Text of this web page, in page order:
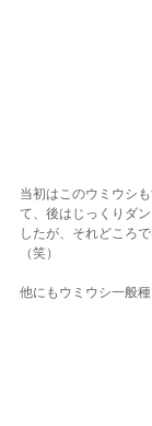
当初はこのウミウシ
て、後はじっくりダ
したが、それどころ
（笑）
他にもウミウシ一般